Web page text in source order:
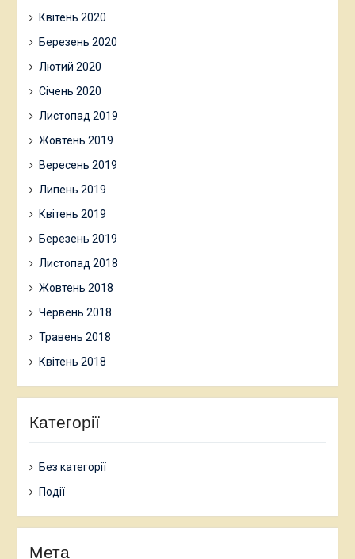
Квітень 2020
Березень 2020
Лютий 2020
Січень 2020
Листопад 2019
Жовтень 2019
Вересень 2019
Липень 2019
Квітень 2019
Березень 2019
Листопад 2018
Жовтень 2018
Червень 2018
Травень 2018
Квітень 2018
Категорії
Без категорії
Події
Мета